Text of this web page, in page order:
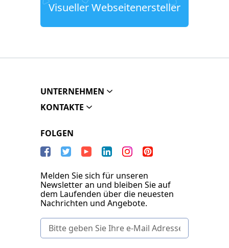
Visueller Webseitenersteller
UNTERNEHMEN
KONTAKTE
FOLGEN
Melden Sie sich für unseren
Newsletter an und bleiben Sie auf
dem Laufenden über die neuesten
Nachrichten und Angebote.